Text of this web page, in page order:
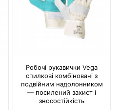
Робочі рукавички Vega
спилкові комбіновані з
подвійним надолонником
— посилений захист і
зносостійкість